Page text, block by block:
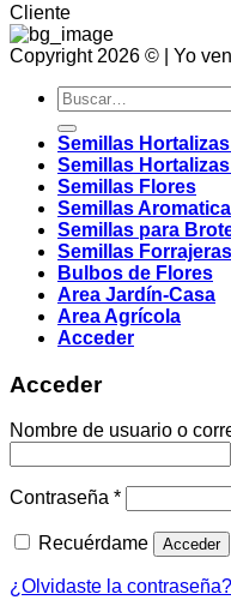
Cliente
Copyright 2026 © | Yo
Buscar
por:
Semillas
Semillas Hortalizas
Semillas Flores
Semillas Aromatica
Semillas para
Semillas Forrajeras
Bulbos de Flores
Area Jardín-Casa
Area Agrícola
Acceder
Acceder
Nombre de usuario o
Contraseña *Obligatorio
Recuérdame Acceder
¿Olvidaste la contraseña?